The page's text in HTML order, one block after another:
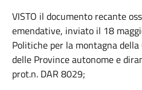
VISTO il documento recante
emendative, inviato il 18
Politiche per la montagna
delle Province autonome e
prot.n. DAR 8029;